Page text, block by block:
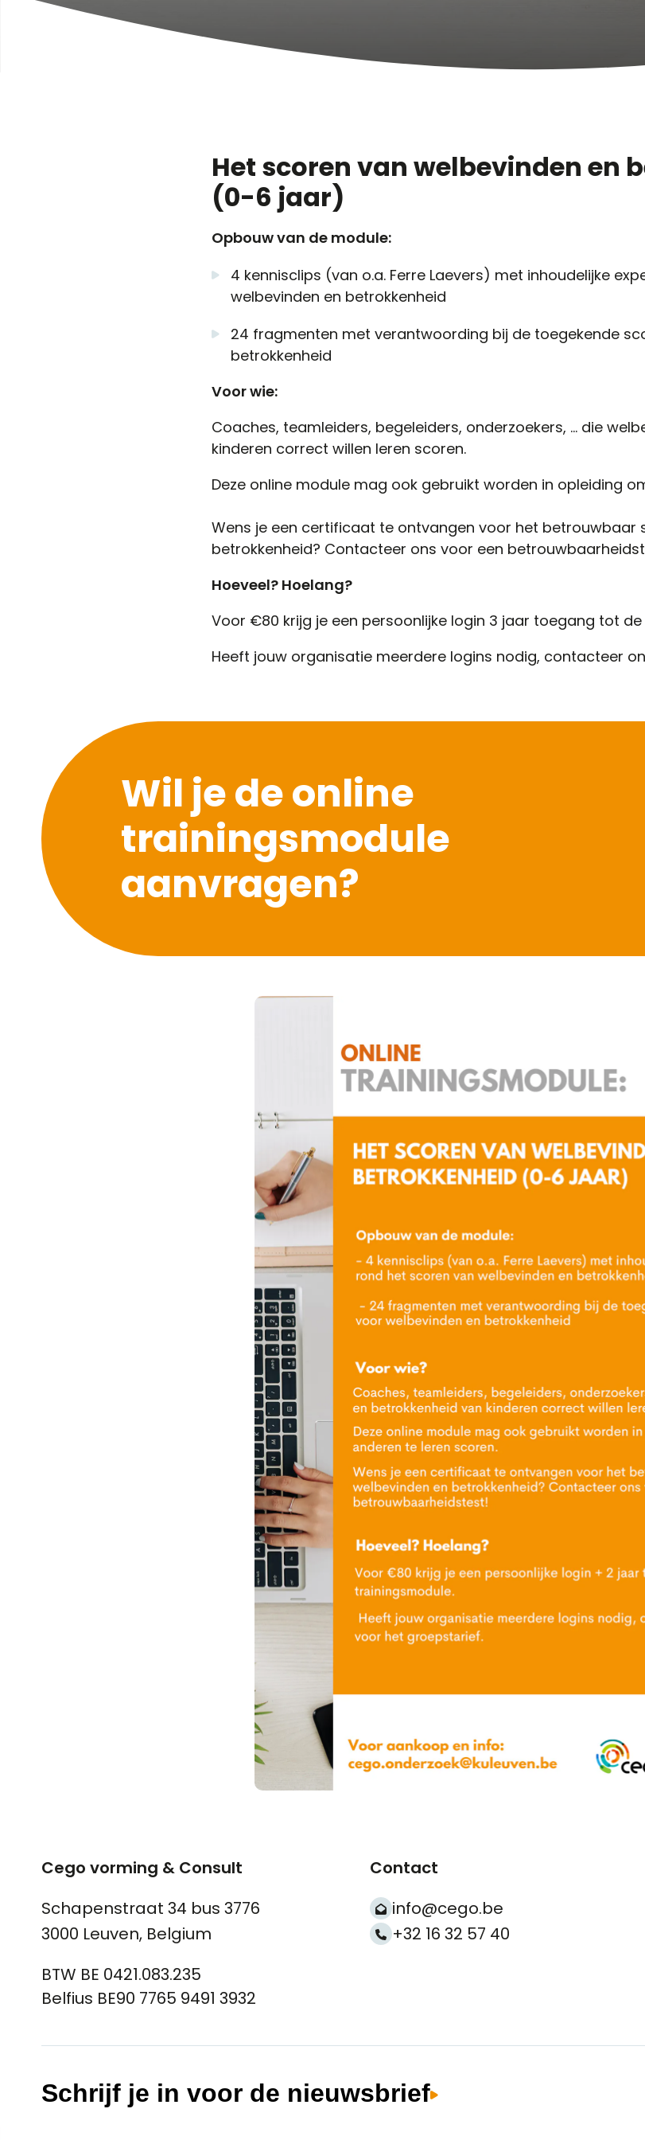
Het scoren van welbevinden en
(0-6 jaar)
Opbouw van de module:
4 kennisclips (van o.a. Ferre Laevers) met inhoudelijke
welbevinden en betrokkenheid
24 fragmenten met verantwoording bij de toegekende
betrokkenheid
Voor wie:
Coaches, teamleiders, begeleiders, onderzoekers, … die
kinderen correct willen leren scoren.
Deze online module mag ook gebruikt worden in opleiding
Wens je een certificaat te ontvangen voor het betrouwbaar
betrokkenheid? Contacteer ons voor een
Hoeveel? Hoelang?
Voor €80 krijg je een persoonlijke login 3 jaar toegang tot
Heeft jouw organisatie meerdere logins nodig, contacteer
Wil je de online
trainingsmodule
aanvragen?
Cego vorming & Consult
Schapenstraat 34 bus 3776
3000 Leuven, Belgium
BTW BE 0421.083.235
Belfius BE90 7765 9491 3932
Contact
info@cego.be
+32 16 32 57 40
Schrijf je in voor de nieuwsbrief